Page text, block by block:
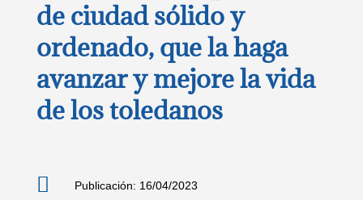
de ciudad sólido y
ordenado, que la haga
avanzar y mejore la vida
de los toledanos
 Publicación: 16/04/2023